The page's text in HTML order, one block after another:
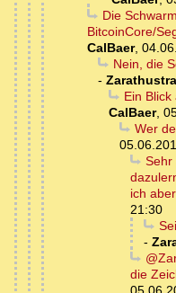
Die
BitcoinCore/
CalBaer,
Nein, die
- Zarathustra
Ein
CalBaer,
Wer
Sehr
ich
21:30
-
die